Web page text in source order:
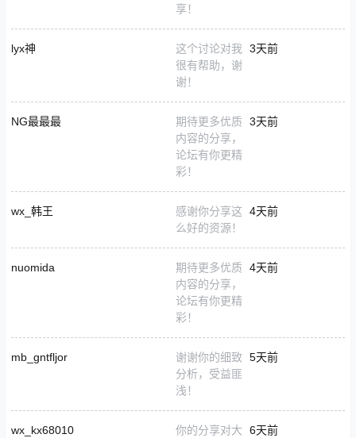
享！
lyx神
这个讨论对我
很有帮助，谢
谢！
3天前
NG最最最
期待更多优质
内容的分享，
论坛有你更精
彩！
3天前
wx_韩王
感谢你分享这
么好的资源！
4天前
nuomida
期待更多优质
内容的分享，
论坛有你更精
彩！
4天前
mb_gntfljor
谢谢你的细致
分析，受益匪
浅！
5天前
wx_kx68010
你的分享对大
6天前